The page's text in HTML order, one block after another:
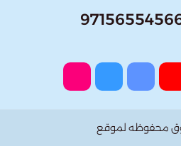
محفوظه لموقع